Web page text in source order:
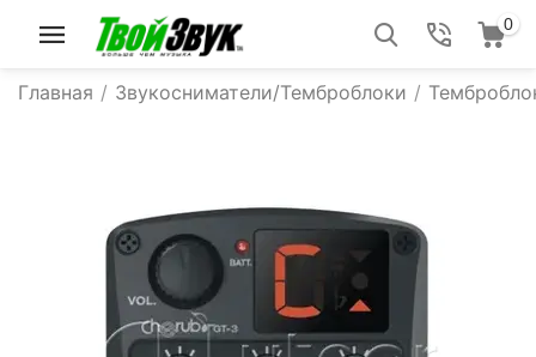
0
Главная / Звукосниматели/Темброблоки /